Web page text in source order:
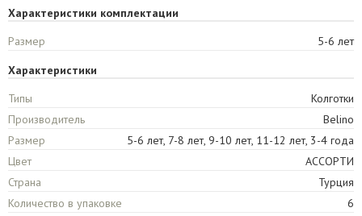
Характеристики комплектации
Размер
5-6 лет
Характеристики
Типы
Колготки
Производитель
Belino
Размер
5-6 лет, 7-8 лет, 9-10 лет, 11-12 лет, 3-4 года
Цвет
АССОРТИ
Страна
Турция
Количество в упаковке
6